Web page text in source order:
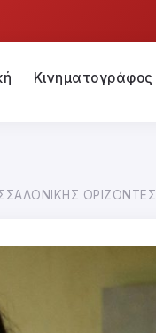
Κινηματογράφος
ΟΡΙΖΟΝΤΕΣ